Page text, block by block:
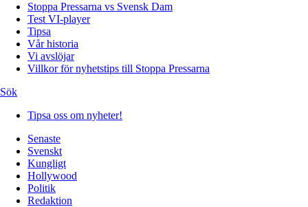
Stoppa Pressarna vs Svensk Dam
Test VI-player
Tipsa
Vår historia
Vi avslöjar
Villkor för nyhetstips till Stoppa Pressarna
Sök
Tipsa oss om nyheter!
Senaste
Svenskt
Kungligt
Hollywood
Politik
Redaktion